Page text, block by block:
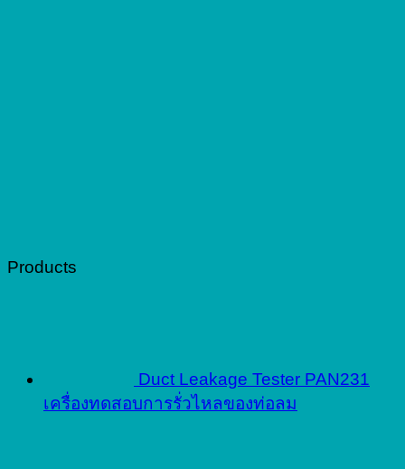
Products
Duct Leakage Tester PAN231
เครื่องทดสอบการรั่วไหลของท่อลม